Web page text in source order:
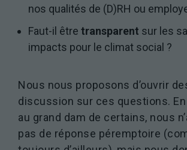
nos qualités de (D)RH ou
Faut-il être transparent sur les
impacts pour le climat social ?
Nous nous proposons d’ouvrir
discussion sur ces questions.
au grand dam de certains, nous
pas de réponse péremptoire